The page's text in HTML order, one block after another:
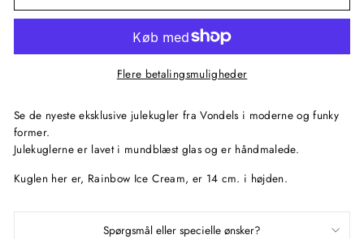
Flere betalingsmuligheder
Se de nyeste eksklusive julekugler fraVondels i moderne og funky
former.
Julekuglerne er lavet i mundblæst glas og er håndmalede.
Kuglen her er, Rainbow Ice Cream, er 14 cm. i højden.
Spørgsmål eller specielle ønsker?